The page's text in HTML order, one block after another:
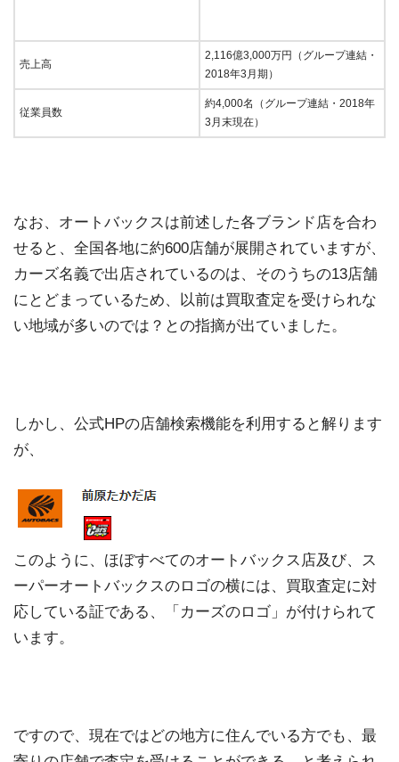
売上高
2,116億3,000万円（グループ連結・
2018年3月期）
従業員数
約4,000名（グループ連結・2018年
3月末現在）
なお、オートバックスは前述した各ブランド店を合わ
せると、全国各地に約600店舗が展開されていますが、
カーズ名義で出店されているのは、そのうちの13店舗
にとどまっているため、以前は買取査定を受けられな
い地域が多いのでは？との指摘が出ていました。
しかし、公式HPの店舗検索機能を利用すると解ります
が、
このように、ほぼすべてのオートバックス店及び、ス
ーパーオートバックスのロゴの横には、買取査定に対
応している証である、「カーズのロゴ」が付けられて
います。
ですので、現在ではどの地方に住んでいる方でも、最